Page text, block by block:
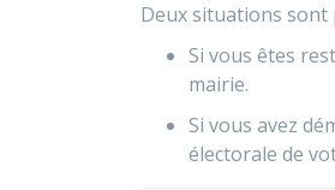
Deux situations sont
Si vous êtes
mairie.
Si vous avez
électorale de